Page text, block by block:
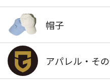
帽子
アパレル・そ